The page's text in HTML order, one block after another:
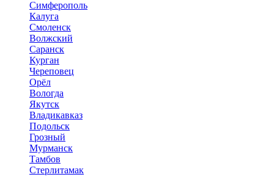
Симферополь
Калуга
Смоленск
Волжский
Саранск
Курган
Череповец
Орёл
Вологда
Якутск
Владикавказ
Подольск
Грозный
Мурманск
Тамбов
Стерлитамак